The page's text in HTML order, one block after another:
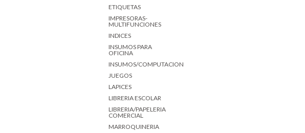
ETIQUETAS
IMPRESORAS-
MULTIFUNCIONES
INDICES
INSUMOS PARA
OFICINA
INSUMOS/COMPUTACION
JUEGOS
LAPICES
LIBRERIA ESCOLAR
LIBRERIA/PAPELERIA
COMERCIAL
MARROQUINERIA